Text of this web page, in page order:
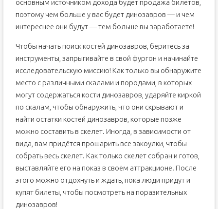
основным источником дохода будет продажа билетов,
поэтому чем больше у вас будет динозавров — и чем
интереснее они будут — тем больше вы заработаете!
Чтобы начать поиск костей динозавров, беритесь за
инструменты, запрыгивайте в свой фургон и начинайте
исследовательскую миссию! Как только вы обнаружите
место с различными скалами и породами, в которых
могут содержаться кости динозавров, ударяйте киркой
по скалам, чтобы обнаружить, что они скрывают и
найти остатки костей динозавров, которые позже
можно составить в скелет. Иногда, в зависимости от
вида, вам придётся прошарить все закоулки, чтобы
собрать весь скелет. Как только скелет собран и готов,
выставляйте его на показ в своём аттракционе. После
этого можно отдохнуть и ждать, пока люди придут и
купят билеты, чтобы посмотреть на поразительных
динозавров!